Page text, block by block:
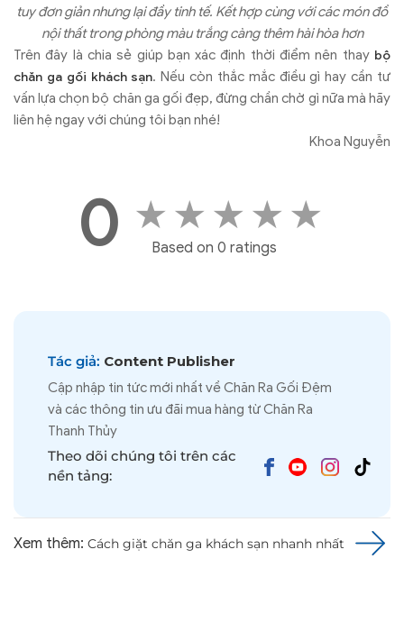
tuy đơn giản nhưng lại đầy tinh tế. Kết hợp cùng với các món đồ
nội thất trong phòng màu trắng càng thêm hài hòa hơn
Trên đây là chia sẻ giúp bạn xác định thời điểm nên thay bộ
chăn ga gối khách sạn. Nếu còn thắc mắc điều gì hay cần tư
vấn lựa chọn bộ chăn ga gối đẹp, đừng chần chờ gì nữa mà hãy
liên hệ ngay với chúng tôi bạn nhé!
Khoa Nguyễn
0 ★ ★ ★ ★ ★
Based on 0 ratings
Tác giả: Content Publisher
Cập nhập tin tức mới nhất về Chăn Ra Gối Đệm
và các thông tin ưu đãi mua hàng từ Chăn Ra
Thanh Thủy
Theo dõi chúng tôi trên các
nền tảng:
Xem thêm: Cách giặt chăn ga khách sạn nhanh nhất